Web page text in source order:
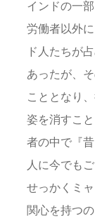
インドの一
労働者以外
ド人たちが
あったが、
こととなり
姿を消すこ
者の中で『
人に今でも
せっかくミ
関心を持つ